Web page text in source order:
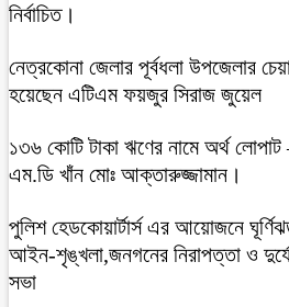
নির্বাচিত।
নেত্রকোনা জেলার পূর্বধলা উপজেলার
হয়েছেন এটিএম ফয়জুর সিরাজ জুয়েল
১৩৬ কোটি টাকা ঋণের নামে অর্থ
এম.ডি খাঁন মোঃ আক্তারুজ্জামান।
পুলিশ হেডকোয়ার্টার্স এর আয়োজনে
আইন-শৃঙ্খলা,জনগনের নিরাপত্তা ও
সভা